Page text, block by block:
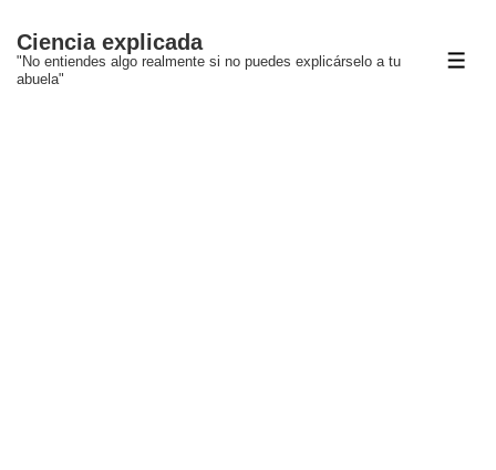
Saltar
Ciencia explicada
"No entiendes algo realmente si no puedes explicárselo a tu
abuela"